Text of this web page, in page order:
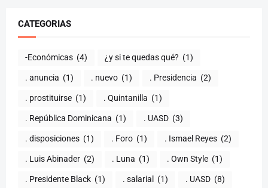
CATEGORIAS
-Económicas (4) ¿y si te quedas qué? (1)
. anuncia (1) . nuevo (1) . Presidencia (2)
. prostituirse (1) . Quintanilla (1)
. República Dominicana (1) . UASD (3)
. disposiciones (1) . Foro (1) . Ismael Reyes (2)
. Luis Abinader (2) . Luna (1) . Own Style (1)
. Presidente Black (1) . salarial (1) . UASD (8)